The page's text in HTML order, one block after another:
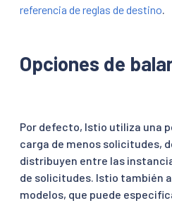
referencia de reglas de destino
Opciones de
Por defecto, Istio utiliza una
carga de menos solicitudes,
distribuyen entre las
de solicitudes. Istio también
modelos, que puede